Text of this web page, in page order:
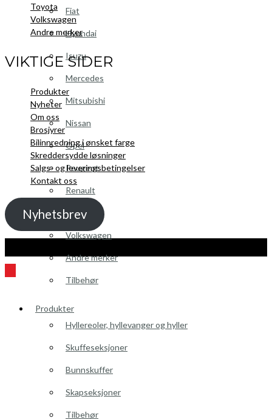
Fiat
Hyundai
Isuzu
Mercedes
Mitsubishi
Nissan
Opel
Peugeot
Renault
Toyota
Volkswagen
Andre merker
Tilbehør
Produkter
Hyllereoler, hyllevanger og hyller
Skuffeseksjoner
Bunnskuffer
Skapseksjoner
Tilbehør
Toyota
Volkswagen
Andre merker
VIKTIGE SIDER
Produkter
Nyheter
Om oss
Brosjyrer
Bilinnredning i ønsket farge
Skreddersydde løsninger
Salgs- og leveringsbetingelser
Kontakt oss
Nyhetsbrev
Kopibeskyttelse 2021 Toolpack AS - Alle rettigheter. Nettside laget av